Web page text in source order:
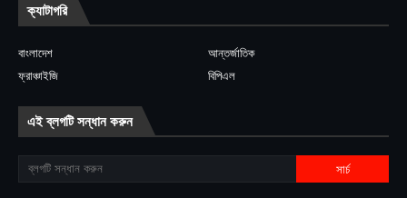
ক্যাটাগরি
বাংলাদেশ
আন্তর্জাতিক
ফ্রাঞ্চাইজি
বিপিএল
এই ব্লগটি সন্ধান করুন